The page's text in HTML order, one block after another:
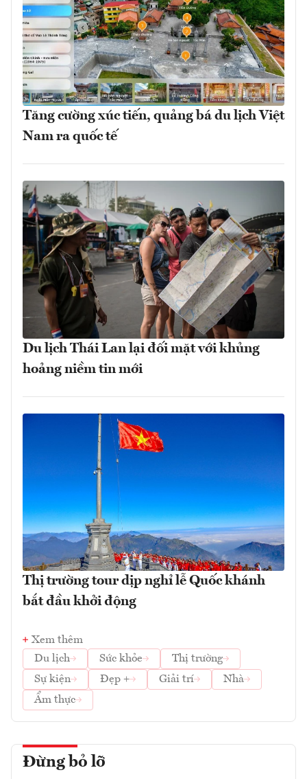
Tăng cường xúc tiến, quảng bá du lịch Việt
Nam ra quốc tế
Du lịch Thái Lan lại đối mặt với khủng
hoảng niềm tin mới
Thị trường tour dịp nghỉ lễ Quốc khánh
bắt đầu khởi động
Xem thêm
Du lịch
Sức khỏe
Thị trường
Sự kiện
Đẹp + Giải trí
Nhà
Ẩm thực
Đừng bỏ lỡ